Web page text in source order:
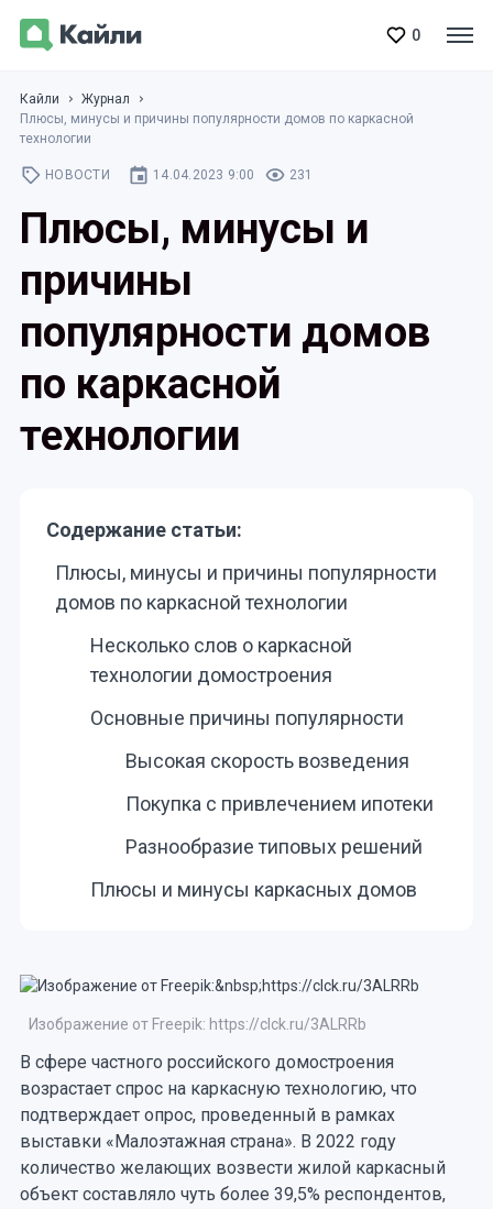
0
Кайли
Журнал
Плюсы, минусы и причины популярности домов по каркасной
технологии
НОВОСТИ 14.04.2023 9:00 231
Плюсы, минусы и
причины
популярности домов
по каркасной
технологии
Содержание статьи:
Плюсы, минусы и причины популярности
домов по каркасной технологии
Несколько слов о каркасной
технологии домостроения
Основные причины популярности
Высокая скорость возведения
Покупка с привлечением ипотеки
Разнообразие типовых решений
Плюсы и минусы каркасных домов
Изображение от Freepik: https://clck.ru/3ALRRb
В сфере частного российского домостроения
возрастает спрос на каркасную технологию, что
подтверждает опрос, проведенный в рамках
выставки «Малоэтажная страна». В 2022 году
количество желающих возвести жилой каркасный
объект составляло чуть более 39,5% респондентов,